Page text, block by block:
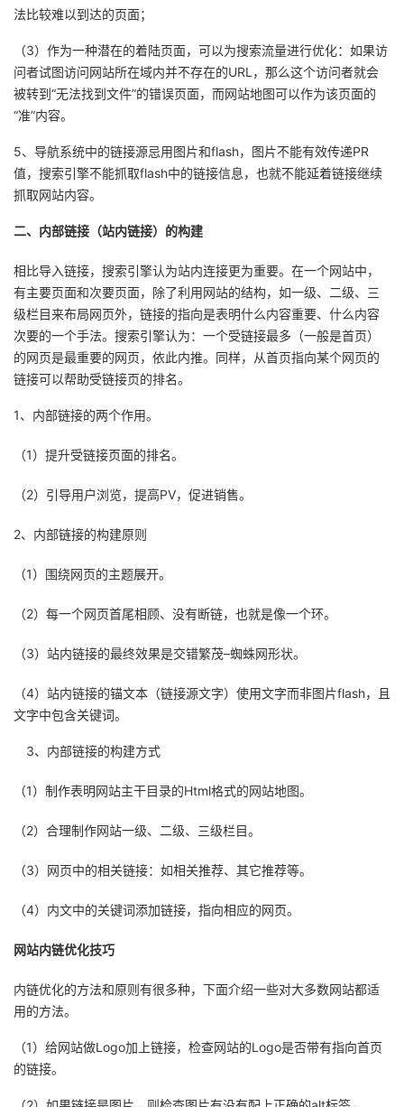
法比较难以到达的页面；
（3）作为一种潜在的着陆页面，可以为搜索流量进行优化：如果访
问者试图访问网站所在域内并不存在的URL，那么这个访问者就会
被转到“无法找到文件”的错误页面，而网站地图可以作为该页面的
“准”内容。
5、导航系统中的链接源忌用图片和flash，图片不能有效传递PR
值，搜索引擎不能抓取flash中的链接信息，也就不能延着链接继续
抓取网站内容。
二、内部链接（站内链接）的构建
相比导入链接，搜索引擎认为站内连接更为重要。在一个网站中，
有主要页面和次要页面，除了利用网站的结构，如一级、二级、三
级栏目来布局网页外，链接的指向是表明什么内容重要、什么内容
次要的一个手法。搜索引擎认为：一个受链接最多（一般是首页）
的网页是最重要的网页，依此内推。同样，从首页指向某个网页的
链接可以帮助受链接页的排名。
1、内部链接的两个作用。
（1）提升受链接页面的排名。
（2）引导用户浏览，提高PV，促进销售。
2、内部链接的构建原则
（1）围绕网页的主题展开。
（2）每一个网页首尾相顾、没有断链，也就是像一个环。
（3）站内链接的最终效果是交错繁茂–蜘蛛网形状。
（4）站内链接的锚文本（链接源文字）使用文字而非图片flash，且
文字中包含关键词。
3、内部链接的构建方式
（1）制作表明网站主干目录的Html格式的网站地图。
（2）合理制作网站一级、二级、三级栏目。
（3）网页中的相关链接：如相关推荐、其它推荐等。
（4）内文中的关键词添加链接，指向相应的网页。
网站内链优化技巧
内链优化的方法和原则有很多种，下面介绍一些对大多数网站都适
用的方法。
（1）给网站做Logo加上链接，检查网站的Logo是否带有指向首页
的链接。